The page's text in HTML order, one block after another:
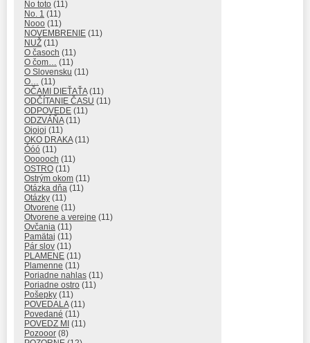
No toto (11)
No. 1 (11)
Nooo (11)
NOVEMBRENIE (11)
NUŽ (11)
O časoch (11)
O čom… (11)
O Slovensku (11)
O… (11)
OČAMI DIEŤAŤA(11)
ODČÍTANIE ČASU (11)
ODPOVEDE (11)
ODZVÁŇA(11)
Ojojoj (11)
OKO DRAKA(11)
Óóó (11)
Oooooch (11)
OSTRO (11)
Ostrým okom (11)
Otázka dňa (11)
Otázky (11)
Otvorene (11)
Otvorene a verejne (11)
Ovčania (11)
Pamätaj (11)
Pár slov (11)
PLAMENE (11)
Plamenne (11)
Poriadne nahlas (11)
Poriadne ostro (11)
Pošepky (11)
POVEDALA(11)
Povedané (11)
POVEDZ MI (11)
Pozooor (8)